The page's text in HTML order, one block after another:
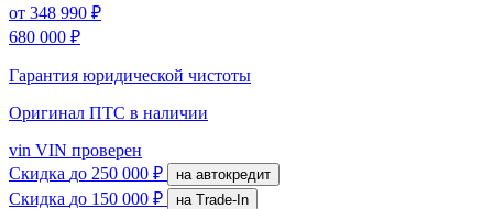
от 348 990 ₽
680 000 ₽
Гарантия юридической чистоты
Оригинал ПТС в наличии
vin VIN проверен
Скидка до 250 000 ₽ на автокредит
Скидка до 150 000 ₽
на Trade-In